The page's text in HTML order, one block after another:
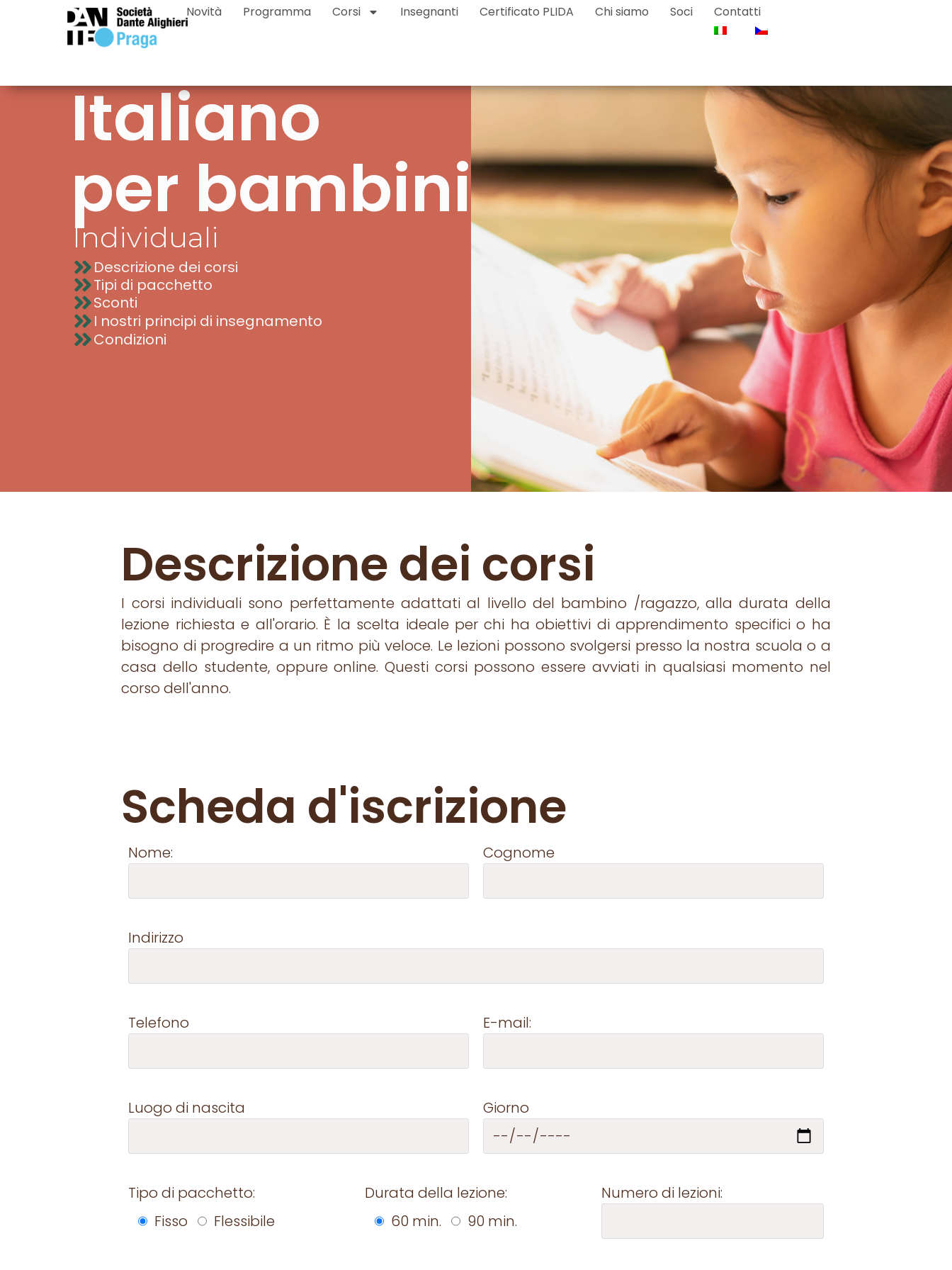
Novità Programma Corsi Insegnanti Certificato PLIDA Chi siamo Soci Contatti
Italiano
per bambini
Individuali
Descrizione dei corsi
Tipi di pacchetto
Sconti
I nostri principi di insegnamento
Condizioni
Descrizione dei corsi
I corsi individuali sono perfettamente adattati al livello del bambino /ragazzo, alla durata della
lezione richiesta e all'orario. È la scelta ideale per chi ha obiettivi di apprendimento specifici o ha
bisogno di progredire a un ritmo più veloce. Le lezioni possono svolgersi presso la nostra scuola o a
casa dello studente, oppure online. Questi corsi possono essere avviati in qualsiasi momento nel
corso dell'anno.
Scheda d'iscrizione
Nome: Cognome
Indirizzo
Telefono E-mail:
Luogo di nascita Giorno
Tipo di pacchetto:
Fisso
Flessibile
Durata della lezione:
60 min.
90 min.
Numero di lezioni: